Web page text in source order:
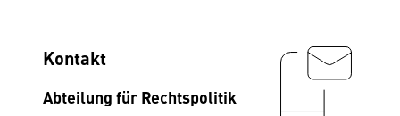
Kontakt
Abteilung für Rechtspolitik